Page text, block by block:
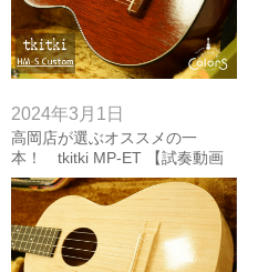
2024年3月1日
高岡店が選ぶオススメの一
本！ tkitki MP-ET 【試奏動画
付き】